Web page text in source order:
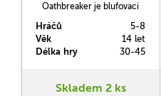
Oathbreaker je blufovací
Jeden z hráčů zde přijme
roli krále (nebo královny) a
ostatní pak různé vládce a
rodů.
Hráčů
5-8
Věk
14 let
Délka hry
30-45
Skladem 2 ks